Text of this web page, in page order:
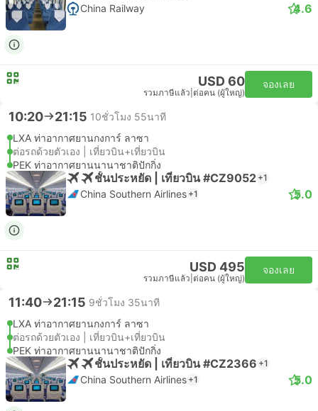
China Railway 4.6
USD 60
รวมภาษีแล้ว ต่อคน (ผู้ใหญ่)
จองเลย
10:20 21:15 10ชั่วโมง 55นาที
LXA ท่าอากาศยานกงการ์ ลาซา
ต่อรถด้วยตัวเอง | เที่ยวบิน+เที่ยวบิน
PEK ท่าอากาศยานนานาชาติปักกิ่ง
ชั้นประหยัด | เที่ยวบิน #CZ9052 +1
China Southern Airlines +1 5.0
USD 495
รวมภาษีแล้ว ต่อคน (ผู้ใหญ่)
จองเลย
11:40 21:15 9ชั่วโมง 35นาที
LXA ท่าอากาศยานกงการ์ ลาซา
ต่อรถด้วยตัวเอง | เที่ยวบิน+เที่ยวบิน
PEK ท่าอากาศยานนานาชาติปักกิ่ง
ชั้นประหยัด | เที่ยวบิน #CZ2366 +1
China Southern Airlines +1 5.0